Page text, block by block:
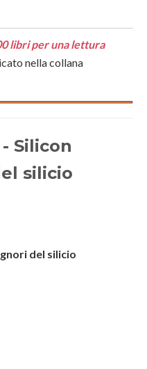
libri per una lettura
nella collana
Silicon
silicio
del silicio